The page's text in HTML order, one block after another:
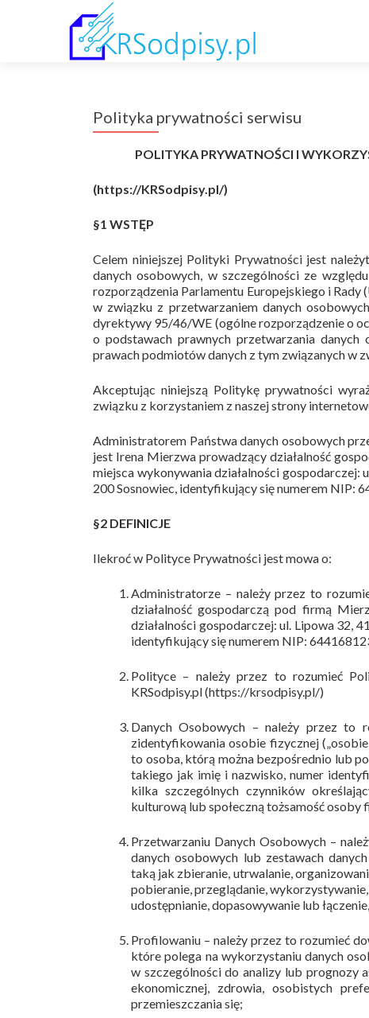
Polityka prywatności serwisu
POLITYKA PRYWATNOŚCI I
(https://KRSodpisy.pl/)
§1 WSTĘP
Celem niniejszej Polityki Prywatności jest
danych osobowych, w szczególności ze
rozporządzenia Parlamentu Europejskiego i
w związku z przetwarzaniem danych
dyrektywy 95/46/WE (ogólne rozporządzenie o
o podstawach prawnych przetwarzania
prawach podmiotów danych z tym związanych w
Akceptując niniejszą Politykę prywatności
związku z korzystaniem z naszej strony
Administratorem Państwa danych osobowych
jest Irena Mierzwa prowadzący działalność
miejsca wykonywania działalności gospodarczej:
200 Sosnowiec, identyfikujący się numerem NIP:
§2 DEFINICJE
Ilekroć w Polityce Prywatności jest mowa o:
Administratorze – należy przez to
działalność gospodarczą pod firmą
działalności gospodarczej: ul. Lipowa 32,
identyfikujący się numerem NIP:
Polityce – należy przez to rozumieć
KRSodpisy.pl (https://krsodpisy.pl/)
Danych Osobowych – należy przez to
zidentyfikowania osobie fizycznej
to osoba, którą można bezpośrednio lub
takiego jak imię i nazwisko, numer
kilka szczególnych czynników
kulturową lub społeczną tożsamość osoby
Przetwarzaniu Danych Osobowych –
danych osobowych lub zestawach
taką jak zbieranie, utrwalanie,
pobieranie, przeglądanie,
udostępnianie, dopasowywanie lub
Profilowaniu – należy przez to rozumieć
które polega na wykorzystaniu danych
w szczególności do analizy lub prognozy
ekonomicznej, zdrowia, osobistych
przemieszczania się;